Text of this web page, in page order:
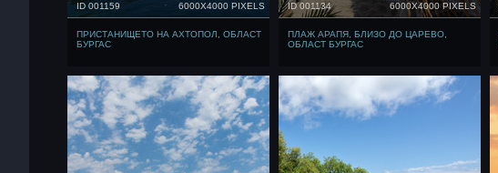
ID 001159 6000X4000 PIXELS
ПРИСТАНИЩЕТО НА АХТОПОЛ, ОБЛАСТ
БУРГАС
ID 001134 6000X4000 PIXELS
ПЛАЖ АРАПЯ, БЛИЗО ДО ЦАРЕВО,
ОБЛАСТ БУРГАС